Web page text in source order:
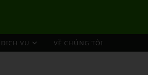
DỊCH VỤ
VỀ CHÚNG TÔI